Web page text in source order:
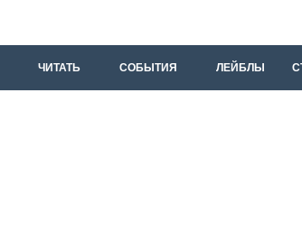
ЧИТАТЬ СОБЫТИЯ ЛЕЙБЛЫ